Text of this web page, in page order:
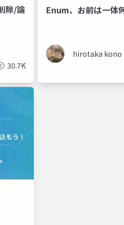
除/論
30.7K
Enum、お前は一体
hirotaka kono